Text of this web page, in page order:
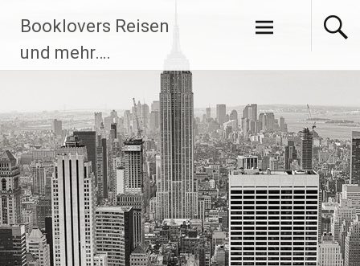
Inhalt
springen
Booklovers Reisen
und mehr….